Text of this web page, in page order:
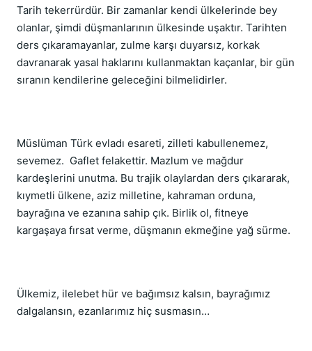
Tarih tekerrürdür. Bir zamanlar kendi ülkelerinde bey
olanlar, şimdi düşmanlarının ülkesinde uşaktır. Tarihten
ders çıkaramayanlar, zulme karşı duyarsız, korkak
davranarak yasal haklarını kullanmaktan kaçanlar, bir gün
sıranın kendilerine geleceğini bilmelidirler.
Müslüman Türk evladı esareti, zilleti kabullenemez,
sevemez. Gaflet felakettir. Mazlum ve mağdur
kardeşlerini unutma. Bu trajik olaylardan ders çıkararak,
kıymetli ülkene, aziz milletine, kahraman orduna,
bayrağına ve ezanına sahip çık. Birlik ol, fitneye
kargaşaya fırsat verme, düşmanın ekmeğine yağ sürme.
Ülkemiz, ilelebet hür ve bağımsız kalsın, bayrağımız
dalgalansın, ezanlarımız hiç susmasın…